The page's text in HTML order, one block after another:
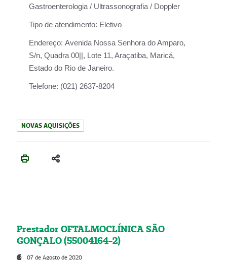
Gastroenterologia / Ultrassonografia / Doppler
Tipo de atendimento: Eletivo
Endereço: Avenida Nossa Senhora do Amparo,
S/n, Quadra 00||, Lote 11, Araçatiba, Maricá,
Estado do Rio de Janeiro.
Telefone: (021) 2637-8204
NOVAS AQUISIÇÕES
Prestador OFTALMOCLÍNICA SÃO
GONÇALO (55004164-2)
07 de Agosto de 2020